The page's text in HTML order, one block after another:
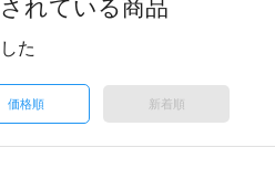
されている商品
た
価格順 新着順